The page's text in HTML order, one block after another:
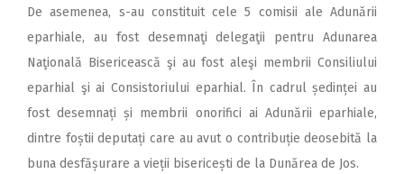
De asemenea, s-au constituit cele 5 comisii ale Adunării
eparhiale, au fost desemnaţi delegaţii pentru Adunarea
Naţională Bisericească şi au fost aleşi membrii Consiliului
eparhial şi ai Consistoriului eparhial. În cadrul ședinței au
fost desemnați și membrii onorifici ai Adunării eparhiale,
dintre foștii deputați care au avut o contribuție deosebită la
buna desfășurare a vieții bisericești de la Dunărea de Jos.